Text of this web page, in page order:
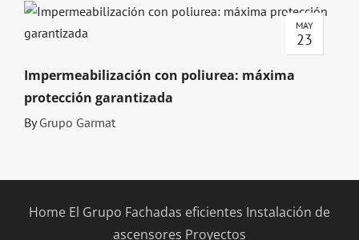
MAY
23
Impermeabilización con poliurea: máxima
protección garantizada
ByGrupo Garmat
Home El Grupo Fachadas eficientes Instalación de
ascensores Proyectos